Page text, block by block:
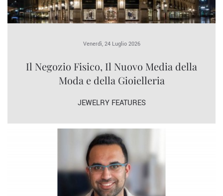
Venerdì, 24 Luglio 2026
Il Negozio Fisico, Il Nuovo Media della
Moda e della Gioielleria
JEWELRY FEATURES